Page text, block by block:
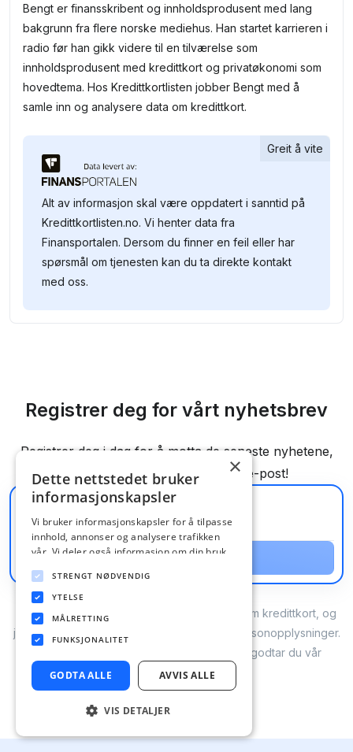
Bengt er finansskribent og innholdsprodusent med lang
bakgrunn fra flere norske mediehus. Han startet karrieren i
radio før han gikk videre til en tilværelse som
innholdsprodusent med kredittkort og privatøkonomi som
hovedtema. Hos Kredittkortlisten jobber Bengt med å
samle inn og analysere data om kredittkort.
Greit å vite
Alt av informasjon skal være oppdatert i sanntid på
Kredittkortlisten.no. Vi henter data fra
Finansportalen. Dersom du finner en feil eller har
spørsmål om tjenesten kan du ta direkte kontakt
med oss.
Registrer deg for vårt nyhetsbrev
Registrer deg i dag for å motta de seneste nyhetene,
tips og anbefalinger rett til din e-post!
Ja takk, jeg ønsker å motta nyheter og tips om kredittkort, og
jeg godtar at Compary AB håndterer mine personopplysninger.
Ved å registrere deg for vårt nyhetsbrev, godtar du vår
personvernerklæring
×
Dette nettstedet bruker
informasjonskapsler
Vi bruker informasjonskapsler for å tilpasse
innhold, annonser og analysere trafikken
vår. Vi deler også informasjon om din bruk
og analysepartnere som kan kombinere den
med annen informasjon du har gitt dem
eller som de har samlet inn fra din bruk av
tjenestene deres.
STRENGT NØDVENDIG
YTELSE
MÅLRETTING
FUNKSJONALITET
GODTA ALLE AVVIS ALLE
VIS DETALJER